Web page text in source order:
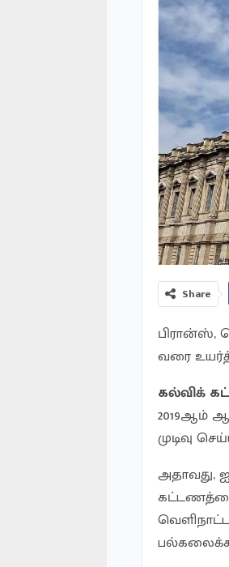
Share
பிரான்ஸ்,
வரை
கல்விக்
2019ஆம்
முடிவு
அதாவது,
கட்டணத்தை